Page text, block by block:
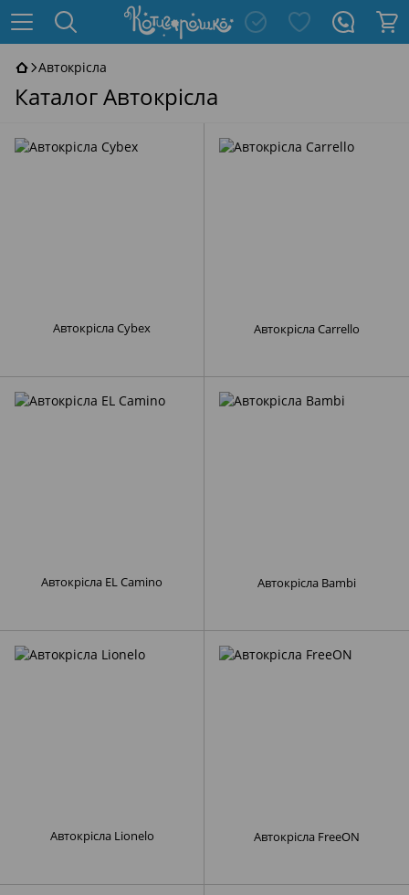
Автокрісла
Каталог Автокрісла
Автокрісла Cybex Автокрісла Carrello
Автокрісла EL Camino Автокрісла Bambi
Автокрісла Lionelo Автокрісла FreeON